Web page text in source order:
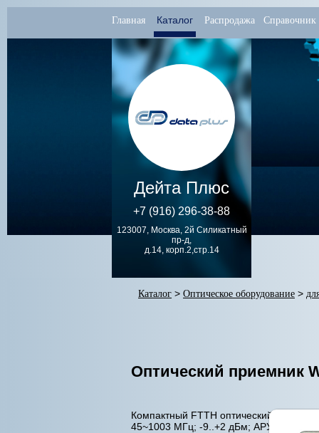
Главная Каталог Распродажа Справочник
Дейта Плюс
+7 (916) 296-38-88
123007, Москва, 2й Силикатный
пр-д,
д.14, корп.2,стр.14
Каталог > Оптическое оборудование >
Оптический приемник
Компактный FTTH оптический ТВ
45~1003 МГц; -9..+2 дБм; АРУ; 112